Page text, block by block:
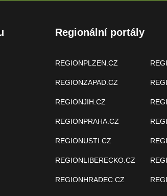
Regionální portály
REGIONPLZEN.CZ
REGIONZAPAD.CZ
REGIONJIH.CZ
REGIONPRAHA.CZ
REGIONUSTI.CZ
REGIONLIBERECKO.CZ
REGIONHRADEC.CZ